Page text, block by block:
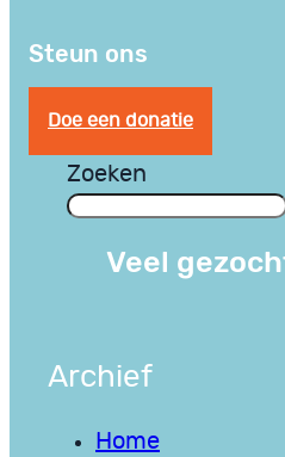
Steun ons
Doe een donatie
Zoeken
Veel
Archief
Home